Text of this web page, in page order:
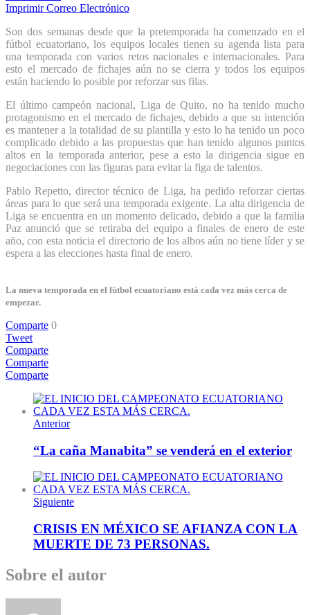
Imprimir Correo Electrónico
Son dos semanas desde que la pretemporada ha comenzado en el
fútbol ecuatoriano, los equipos locales tienen su agenda lista para
una temporada con varios retos nacionales e internacionales. Para
esto el mercado de fichajes aún no se cierra y todos los equipos
están haciendo lo posible por reforzar sus filas.
El último campeón nacional, Liga de Quito, no ha tenido mucho
protagonismo en el mercado de fichajes, debido a que su intención
es mantener a la totalidad de su plantilla y esto lo ha tenido un poco
complicado debido a las propuestas que han tenido algunos puntos
altos en la temporada anterior, pese a esto la dirigencia sigue en
negociaciones con las figuras para evitar la figa de talentos.
Pablo Repetto, director técnico de Liga, ha pedido reforzar ciertas
áreas para lo que será una temporada exigente. La alta dirigencia de
Liga se encuentra en un momento delicado, debido a que la familia
Paz anunció que se retiraba del equipo a finales de enero de este
año, con esta noticia el directorio de los albos aún no tiene líder y se
espera a las elecciones hasta final de enero.
La nueva temporada en el fútbol ecuatoriano está cada vez más cerca de
empezar.
Comparte 0
Tweet
Comparte
Comparte
Comparte
Anterior
“La caña Manabita” se venderá en el exterior
Siguiente
CRISIS EN MÉXICO SE AFIANZA CON LA
MUERTE DE 73 PERSONAS.
Sobre el autor